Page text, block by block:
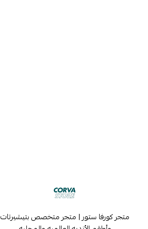
متجر كورفا ستور | متجر متخصص بتيشيرتات